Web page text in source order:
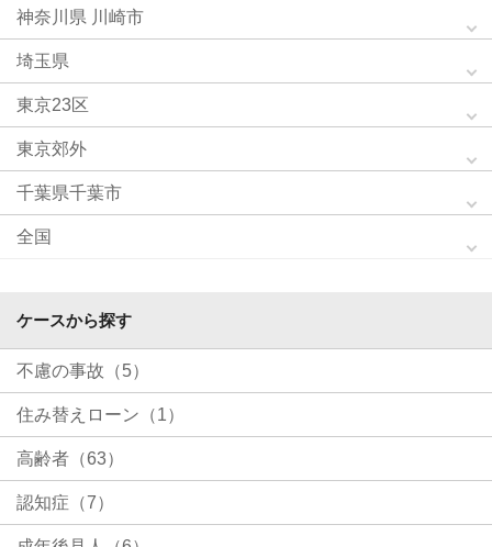
神奈川県 川崎市
埼玉県
東京23区
東京郊外
千葉県千葉市
全国
ケースから探す
不慮の事故（5）
住み替えローン（1）
高齢者（63）
認知症（7）